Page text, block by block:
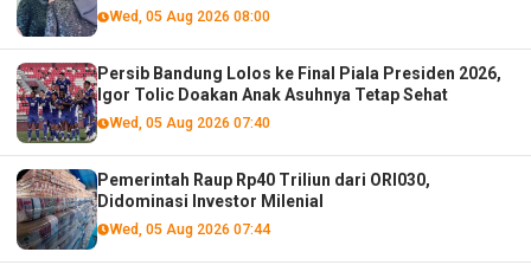
Wed, 05 Aug 2026 08:00
Persib Bandung Lolos ke Final Piala Presiden 2026,
Igor Tolic Doakan Anak Asuhnya Tetap Sehat
Wed, 05 Aug 2026 07:40
Pemerintah Raup Rp40 Triliun dari ORI030,
Didominasi Investor Milenial
Wed, 05 Aug 2026 07:44